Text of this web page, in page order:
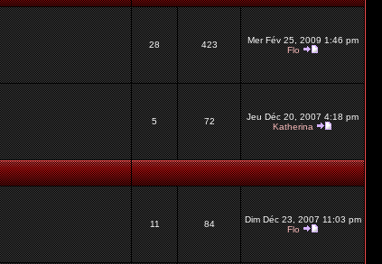
28 423
Mer Fév 25, 2009 1:46 pm
Flo
5 72
Jeu Déc 20, 2007 4:18 pm
Katherina
11 84
Dim Déc 23, 2007 11:03 pm
Flo